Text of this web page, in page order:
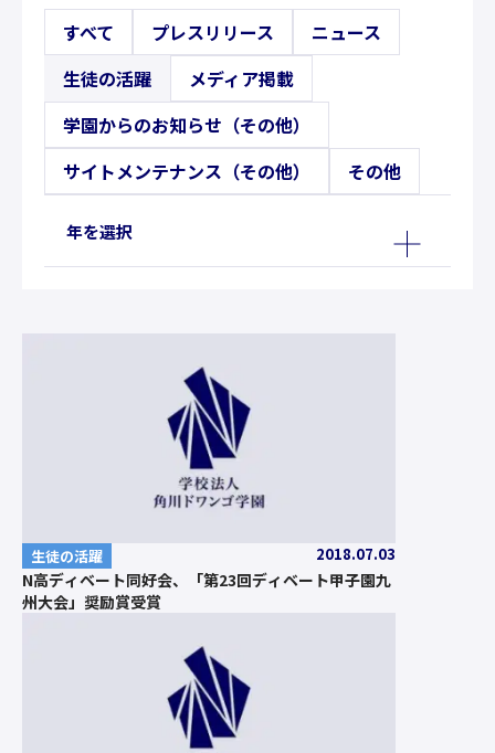
すべて プレスリリース
ニュース
生徒の活躍
メディア掲載
学園からのお知らせ（その他）
サイトメンテナンス（その他）
その他
年を選択
生徒の活躍 2018.07.03
N高ディベート同好会、「第23回ディベート甲子園九
州大会」奨励賞受賞